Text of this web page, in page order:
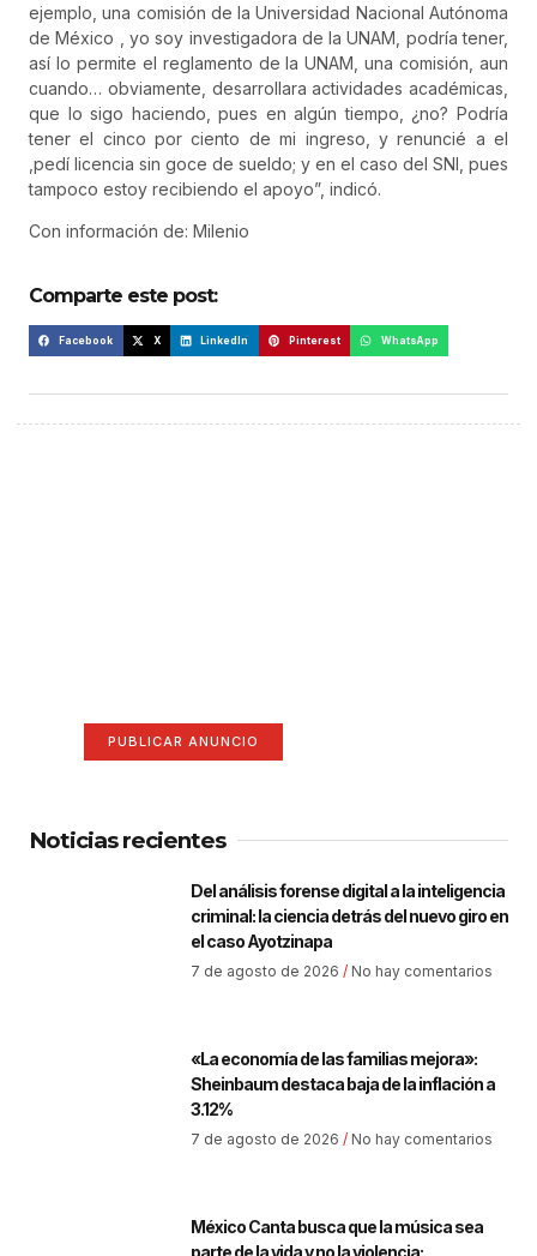
ejemplo, una comisión de la Universidad Nacional Autónoma
de México , yo soy investigadora de la UNAM, podría tener,
así lo permite el reglamento de la UNAM, una comisión, aun
cuando… obviamente, desarrollara actividades académicas,
que lo sigo haciendo, pues en algún tiempo, ¿no? Podría
tener el cinco por ciento de mi ingreso, y renuncié a el
,pedí licencia sin goce de sueldo; y en el caso del SNI, pues
tampoco estoy recibiendo el apoyo”, indicó.
Con información de: Milenio
Comparte este post:
Facebook X LinkedIn Pinterest WhatsApp
PUBLICAR ANUNCIO
Noticias recientes
Del análisis forense digital a la inteligencia
criminal: la ciencia detrás del nuevo giro en
el caso Ayotzinapa
7 de agosto de 2026 No hay comentarios
«La economía de las familias mejora»:
Sheinbaum destaca baja de la inflación a
3.12%
7 de agosto de 2026 No hay comentarios
México Canta busca que la música sea
parte de la vida y no la violencia: